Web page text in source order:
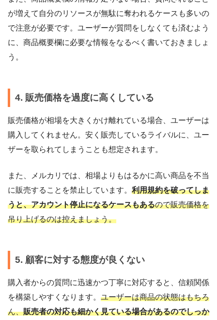
が増えて自分のリソースが無駄に奪われるケースも多いの
で注意が必要です。ユーザーが質問をしなくても済むよう
に、商品概要欄に必要な情報をなるべく書いておきましょ
う。
4. 販売価格を過度に高くしている
販売価格が相場を大きくかけ離れている場合、ユーザーは
購入してくれません。安く販売しているライバルに、ユー
ザーを取られてしまうことも想定されます。
また、メルカリでは、相場よりもはるかに高い商品を不当
に販売することを禁止しています。 利用規約を破ってしま
うと、アカウント停止になるケースもあるので販売価格を
吊り上げるのは控えましょう。
5. 顧客に対する態度が良くない
購入者からの質問に迅速かつ丁寧に対応すると、信頼関係
を構築しやすくなります。 ユーザーは商品の状態はもちろ
ん、販売者の対応も細かく見ている場合があるのでしっか